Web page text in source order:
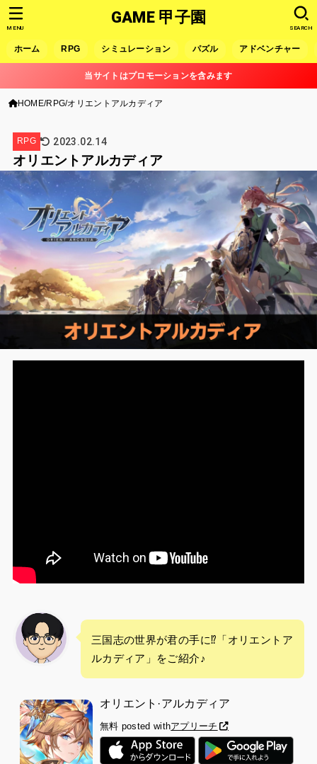
GAME 甲子園
ホーム RPG シミュレーション パズル アドベンチャー
SEARCH
MENU
当サイトはプロモーションを含みます
HOME RPG オリエントアルカディア
RPG 2023.02.14
オリエントアルカディア
三国志の世界が君の手に⁉︎「オリエントア
ルカディア」をご紹介♪
オリエント·アルカディア
無料 posted withアプリーチ